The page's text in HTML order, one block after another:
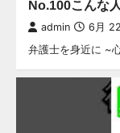
No.100こんな
admin 6月
弁護士を身近に ~